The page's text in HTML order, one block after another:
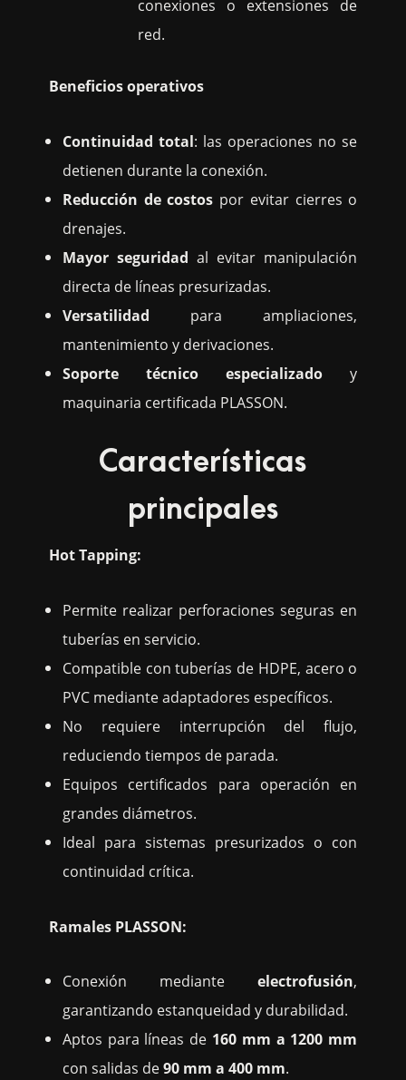
conexiones o extensiones de
red.
Beneficios operativos
Continuidad total: las operaciones no se
detienen durante la conexión.
Reducción de costos por evitar cierres o
drenajes.
Mayor seguridad al evitar manipulación
directa de líneas presurizadas.
Versatilidad para ampliaciones,
mantenimiento y derivaciones.
Soporte técnico especializado y
maquinaria certificada PLASSON.
Características
principales
Hot Tapping:
Permite realizar perforaciones seguras en
tuberías en servicio.
Compatible con tuberías de HDPE, acero o
PVC mediante adaptadores específicos.
No requiere interrupción del flujo,
reduciendo tiempos de parada.
Equipos certificados para operación en
grandes diámetros.
Ideal para sistemas presurizados o con
continuidad crítica.
Ramales PLASSON:
Conexión medianteelectrofusión,
garantizando estanqueidad y durabilidad.
Aptos para líneas de 160 mm a 1200 mm
con salidas de90 mm a 400 mm.